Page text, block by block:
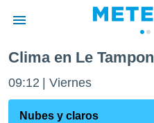
de
ha sido
Clima en Le Tampon
09:12 Viernes
Nubes y claros